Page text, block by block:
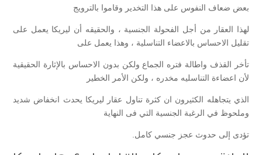
بعض ضعاف النفوس على هذا التخدير وقاموا بالترويج
لهذا العقار من أجل الفحولة الجنسية ، والحقيقه أن ليريكا يعمل على
تقليل الاحساس بالاعضاء التناسلية ، وهذا يعمل على
تأخر القذف واطالة فتره الجماع ولكن بدون الاحساس بالإثارة الحقيقية
لأن اعضاءة التناسليه مخدره ، ولكن الأمر الخطير
الذي يتجاهله الكثيرون ان كثرة تناول عقار ليريكا يحدث انخفاض شديد
وملحوظ في الرغبة الجنسية التي فى النهاية
تؤدى إلى حدوث عجز جنسي كامل.